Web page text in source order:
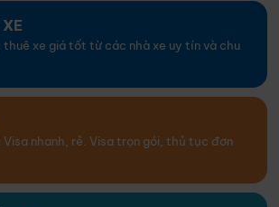
thuê xe giá tốt từ các nhà xe uy tín và chu
Visa nhanh, rẻ. Visa trọn gói, thủ tục đơn